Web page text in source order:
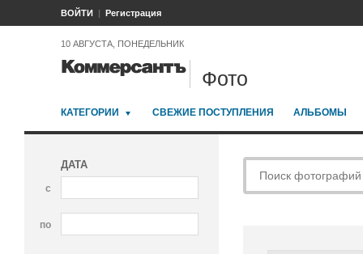
ВОЙТИ Регистрация
10 АВГУСТА, ПОНЕДЕЛЬНИК
Фото
КАТЕГОРИИ СВЕЖИЕ ПОСТУПЛЕНИЯ АЛЬБОМЫ
ДАТА
с
по